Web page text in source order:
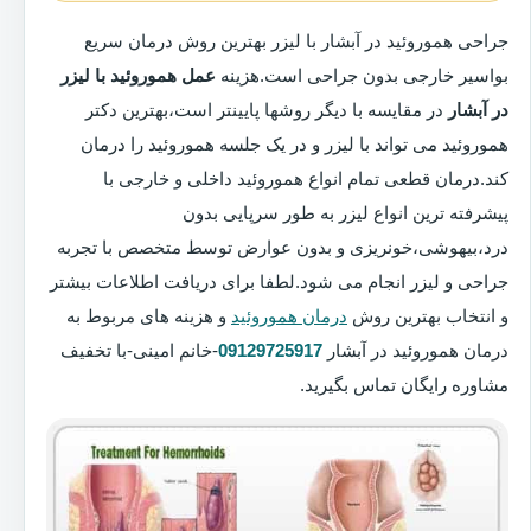
جراحی هموروئید در آبشار با لیزر بهترین روش درمان سریع
بواسیر خارجی بدون جراحی است.هزینه عمل هموروئید با لیزر
در آبشار در مقایسه با دیگر روشها پایینتر است،بهترین دکتر
هموروئید می تواند با لیزر و در یک جلسه هموروئید را درمان
کند.درمان قطعی تمام انواع هموروئید داخلی و خارجی با
پیشرفته ترین انواع لیزر به طور سرپایی بدون
درد،بیهوشی،خونریزی و بدون عوارض توسط متخصص با تجربه
جراحی و لیزر انجام می شود.لطفا برای دریافت اطلاعات بیشتر
و انتخاب بهترین روش درمان هموروئید و هزینه های مربوط به
درمان هموروئید در آبشار 09129725917-خانم امینی-با تخفیف
مشاوره رایگان تماس بگیرید.